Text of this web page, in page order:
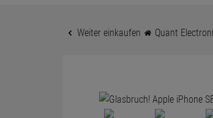
Weiter einkaufen Quant